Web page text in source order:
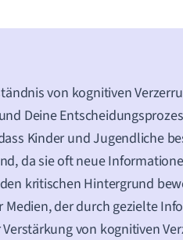
von kognitiven
Deine
Kinder und Jugendliche
da sie oft neue
kritischen Hintergrund
Medien, der durch gezielte
von kognitiven